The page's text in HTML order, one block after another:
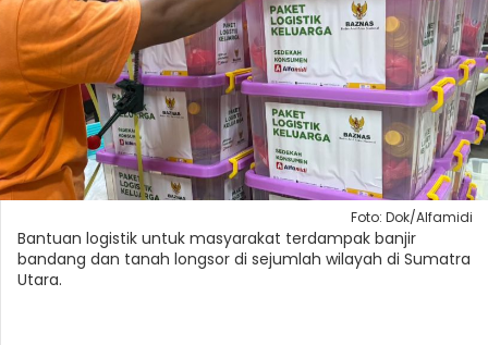
Foto: Dok/Alfamidi
Bantuan logistik untuk masyarakat terdampak banjir
bandang dan tanah longsor di sejumlah wilayah di Sumatra
Utara.